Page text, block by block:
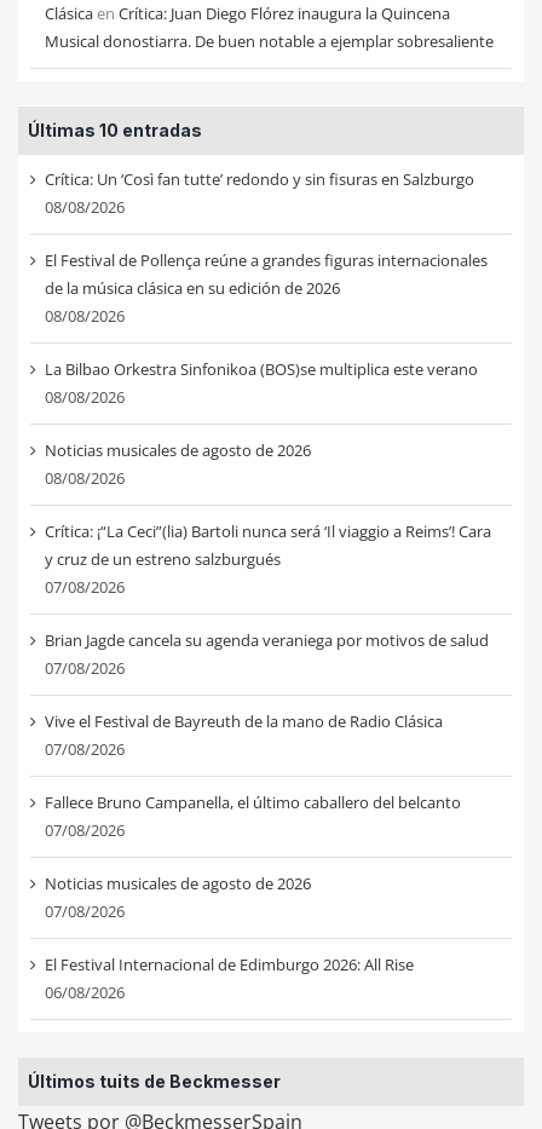
Clásicaen Crítica: Juan Diego Flórez inaugura la Quincena
Musical donostiarra. De buen notable a ejemplar sobresaliente
Últimas 10 entradas
Crítica: Un ‘Così fan tutte’ redondo y sin fisuras en Salzburgo
08/08/2026
El Festival de Pollença reúne a grandes figuras internacionales
de la música clásica en su edición de 2026
08/08/2026
La Bilbao Orkestra Sinfonikoa (BOS)se multiplica este verano
08/08/2026
Noticias musicales de agosto de 2026
08/08/2026
Crítica: ¡“La Ceci”(lia) Bartoli nunca será ‘Il viaggio a Reims’! Cara
y cruz de un estreno salzburgués
07/08/2026
Brian Jagde cancela su agenda veraniega por motivos de salud
07/08/2026
Vive el Festival de Bayreuth de la mano de Radio Clásica
07/08/2026
Fallece Bruno Campanella, el último caballero del belcanto
07/08/2026
Noticias musicales de agosto de 2026
07/08/2026
El Festival Internacional de Edimburgo 2026: All Rise
06/08/2026
Últimos tuits de Beckmesser
Tweets por @BeckmesserSpain